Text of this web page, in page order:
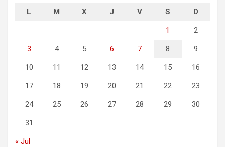
L M X J V S D
1 2
3 4 5 6 7 8 9
10 11 12 13 14 15 16
17 18 19 20 21 22 23
24 25 26 27 28 29 30
31
« Jul